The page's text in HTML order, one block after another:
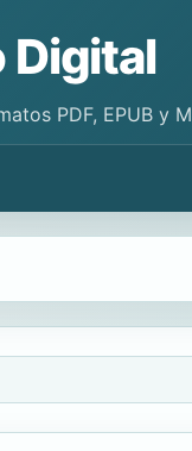
Digital
PDF, EPUB y